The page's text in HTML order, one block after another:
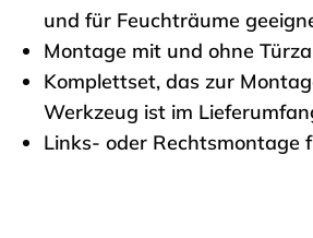
und für Feuchträume
Montage mit und ohne
Komplettset, das zur
Werkzeug ist im
Links- oder Rechtsmontage